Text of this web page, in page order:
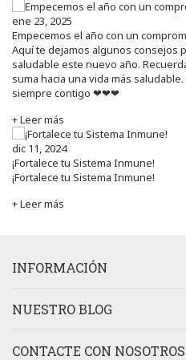
ene 23, 2025
Empecemos el año con un
Aquí te dejamos algunos consejos
saludable este nuevo año.
suma hacia una vida más
siempre contigo ❤❤❤
+ Leer más
dic 11, 2024
¡Fortalece tu Sistema Inmune!
¡Fortalece tu Sistema Inmune!
+ Leer más
INFORMACIÓN
NUESTRO BLOG
CONTACTE CON NOSOTROS